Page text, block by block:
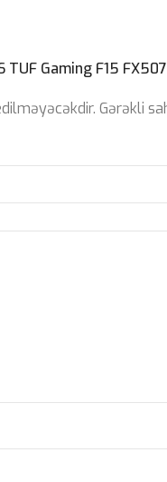
Gaming F15
Gərəkli